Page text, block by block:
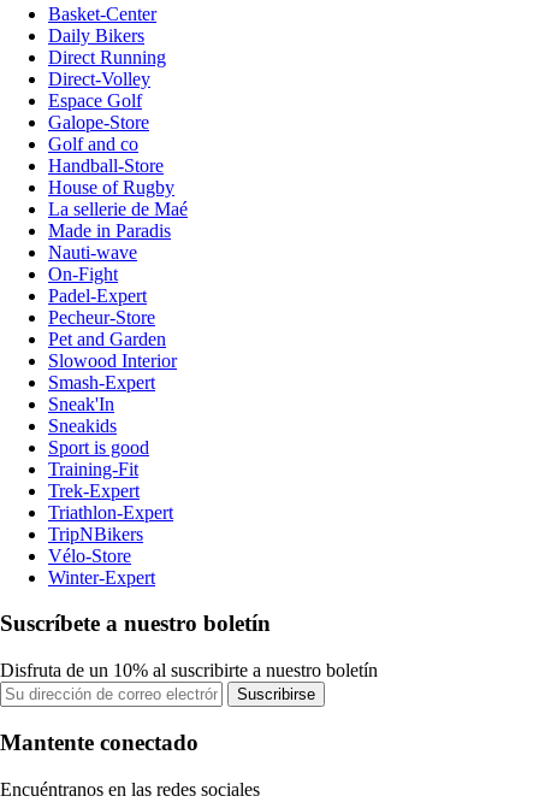
Basket-Center
Daily Bikers
Direct Running
Direct-Volley
Espace Golf
Galope-Store
Golf and co
Handball-Store
House of Rugby
La sellerie de Maé
Made in Paradis
Nauti-wave
On-Fight
Padel-Expert
Pecheur-Store
Pet and Garden
Slowood Interior
Smash-Expert
Sneak'In
Sneakids
Sport is good
Training-Fit
Trek-Expert
Triathlon-Expert
TripNBikers
Vélo-Store
Winter-Expert
Suscríbete a nuestro boletín
Disfruta de un 10% al suscribirte a nuestro boletín
Suscribirse
Mantente conectado
Encuéntranos en las redes sociales